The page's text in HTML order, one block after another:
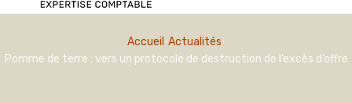
Accueil Actualités
Pomme de terre : vers un protocole de destruction de l’excès d’offre